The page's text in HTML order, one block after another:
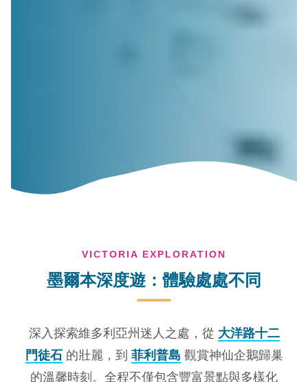
VICTORIA EXPLORATION
墨爾本深度遊：體驗處處不同
深入探索維多利亞州迷人之處，從 大洋路十二
門徒石的壯麗，到 菲利普島 觀賞神仙企鵝歸巢
的溫馨時刻。全程不僅包含豐富景點與多樣化